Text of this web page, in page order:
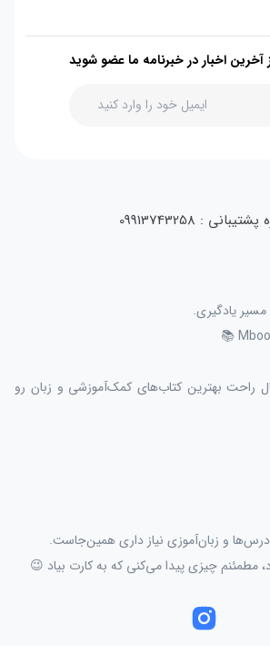
آخرین اخبار در خبرنامه ما عضو شوید
: 09913743258
یادگیری.
راحت بهترین کتاب‌های کمک‌آموزشی و زبان رو
و زبان‌آموزی نیاز داری همین‌جاست.
مطمئنم چیزی پیدا می‌کنی که به کارت بیاد 😉